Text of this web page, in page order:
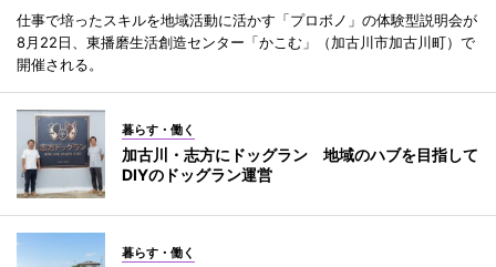
仕事で培ったスキルを地域活動に活かす「プロボノ」の体験型説明会が
8月22日、東播磨生活創造センター「かこむ」（加古川市加古川町）で
開催される。
暮らす・働く
加古川・志方にドッグラン 地域のハブを目指して
DIYのドッグラン運営
暮らす・働く